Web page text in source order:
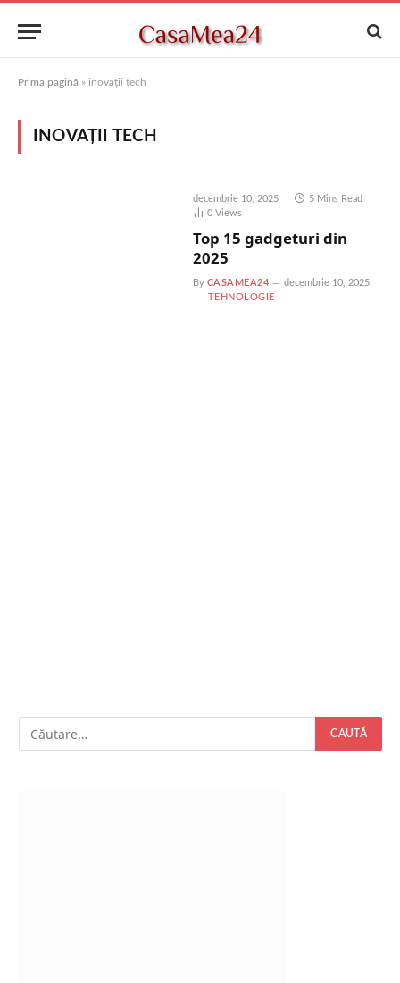
Prima pagină » inovații tech
INOVAȚII TECH
decembrie 10, 2025
5 Mins Read
0 Views
Top 15 gadgeturi din
2025
By CASAMEA24
decembrie 10, 2025
TEHNOLOGIE